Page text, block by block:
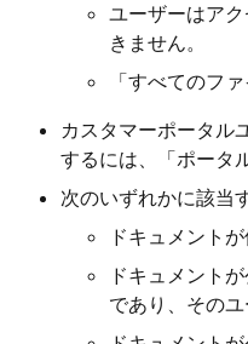
ユーザーはア
きません。
「すべてのフ
カスタマーポータル
するには、「ポータ
次のいずれかに該当
ドキュメント
ドキュメント
であり、その